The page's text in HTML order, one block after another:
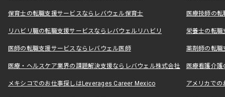
保育士の転職支援サービスならレバウェル保育士 医療技師の
リハビリ職の転職支援サービスならレバウェルリハビリ 栄養士の転
医師の転職支援サービスならレバウェル医師 薬剤師の転
医療・ヘルスケア業界の課題解決支援ならレバウェル株式会社 医療看護介
メキシコでのお仕事探しはLeverages Career Mexico アメリカで